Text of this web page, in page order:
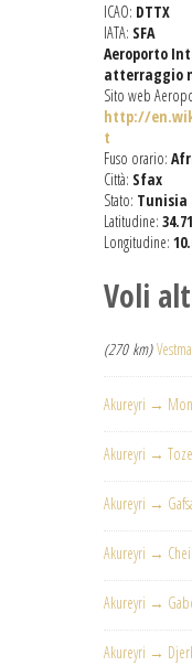
ICAO: DTTX
IATA: SFA
Aeroporto
atterraggio
Sito web
http://
t
Fuso orario:
Città: Sfax
Stato: Tunisia
Latitudine:
Longitudine:
Voli
(270 km)
Akureyri →
Akureyri →
Akureyri →
Akureyri →
Akureyri →
Akureyri →